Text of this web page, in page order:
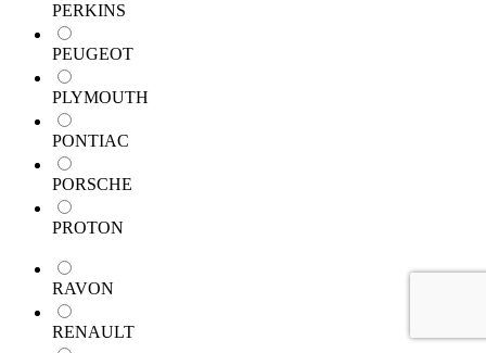
PERKINS
PEUGEOT
PLYMOUTH
PONTIAC
PORSCHE
PROTON
RAVON
RENAULT